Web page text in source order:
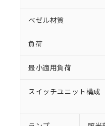
ベゼル材質
負荷
最小適用負荷
スイッチユニット構成